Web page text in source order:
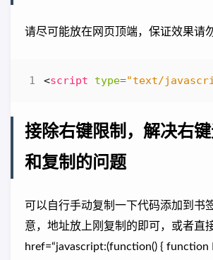
请尽可能放在网页顶端，保证效果请
<script type="text/
接除右键限制，解决右
和复制的问题
可以自行手动复制一下代码添加到书
意，地址放上刚复制的即可，或者直
href=“javascript:(function() { function